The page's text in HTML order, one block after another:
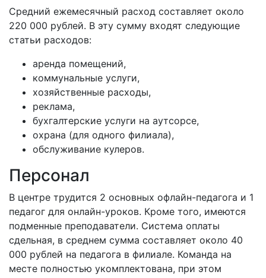
Средний ежемесячный расход составляет около
220 000 рублей. В эту сумму входят следующие
статьи расходов:
аренда помещений,
коммунальные услуги,
хозяйственные расходы,
реклама,
бухгалтерские услуги на аутсорсе,
охрана (для одного филиала),
обслуживание кулеров.
Персонал
В центре трудится 2 основных офлайн-педагога и 1
педагог для онлайн-уроков. Кроме того, имеются
подменные преподаватели. Система оплаты
сдельная, в среднем сумма составляет около 40
000 рублей на педагога в филиале. Команда на
месте полностью укомплектована, при этом